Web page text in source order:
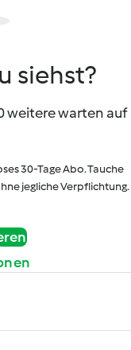
siehst?
weitere warten auf
30-Tage Abo. Tauche
jegliche Verpflichtung.